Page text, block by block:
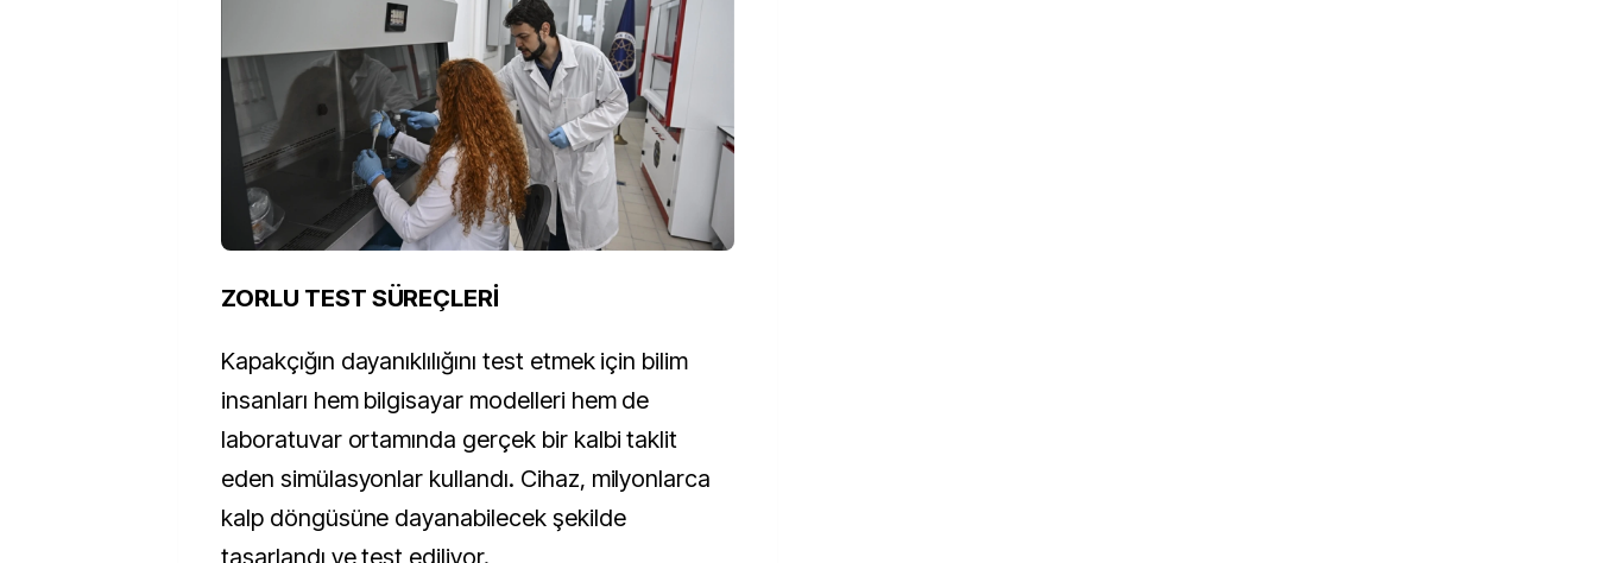
ZORLU TEST SÜREÇLERİ
Kapakçığın dayanıklılığını test etmek için bilim
insanları hem bilgisayar modelleri hem de
laboratuvar ortamında gerçek bir kalbi taklit
eden simülasyonlar kullandı. Cihaz, milyonlarca
kalp döngüsüne dayanabilecek şekilde